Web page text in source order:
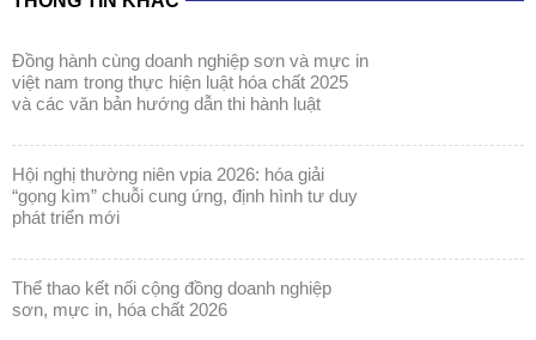
đồng hành cùng doanh nghiệp sơn và mực in
việt nam trong thực hiện luật hóa chất 2025
và các văn bản hướng dẫn thi hành luật
hội nghị thường niên vpia 2026: hóa giải
“gọng kìm” chuỗi cung ứng, định hình tư duy
phát triển mới
thể thao kết nối cộng đồng doanh nghiệp
sơn, mực in, hóa chất 2026